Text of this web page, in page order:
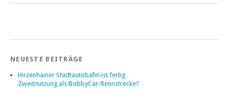
NEUESTE BEITRÄGE
Hirzenhainer Stadtautobahn ist fertig
Zweitnutzung als BobbyCar-Rennstrecke?